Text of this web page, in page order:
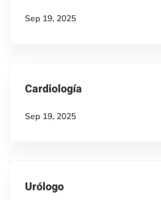
Sep 19, 2025
Cardiología
Sep 19, 2025
Urólogo